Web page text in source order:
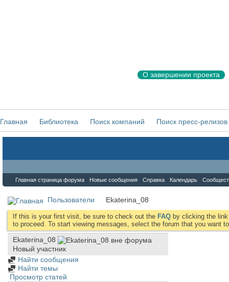
О завершении проекта
Главная Библиотека Поиск компаний Поиск пресс-релизов
Главная страница форума Новые сообщения Справка Календарь
Пользователи Ekaterina_08
If this is your first visit, be sure to check out the FAQ by clicking the
to proceed. To start viewing messages, select the forum that you want
Ekaterina_08
Новый участник
Найти сообщения
Найти темы
Просмотр статей